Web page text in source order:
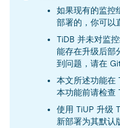
如果现有的监控
部署的，你可以
TiDB 并未对监
能存在升级后部
到问题，请在
本文所述功能在
本功能前请检查
使用 TiUP 升级
新部署为其默认